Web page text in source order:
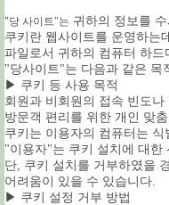
"당 사이트"는 귀하의 정보를
쿠키란 웹사이트를 운영하는
파일로서 귀하의 컴퓨터 하드
"당사이트"는 다음과 같은 목
▶ 쿠키 등 사용 목적
회원과 비회원의 접속 빈도
방문객 편리를 위한 개인 맞
쿠키는 이용자의 컴퓨터는
"이용자"는 쿠키 설치에 대한
단, 쿠키 설치를 거부하였을
어려움이 있을 수 있습니다.
▶ 쿠키 설정 거부 방법